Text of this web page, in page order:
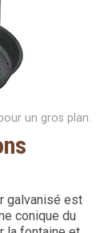
un gros plan.
galvanisé est
conique du